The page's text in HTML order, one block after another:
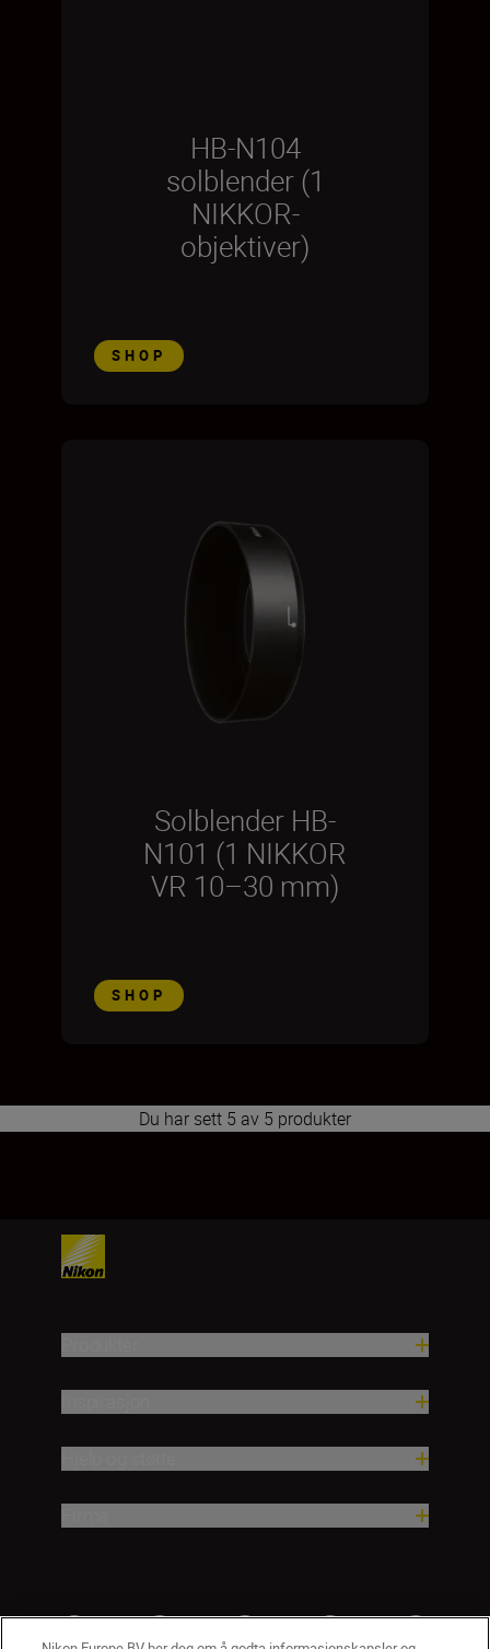
HB-N104
solblender (1
NIKKOR-
objektiver)
SHOP
Solblender HB-
N101 (1 NIKKOR
VR 10–30 mm)
SHOP
Du har sett 5 av 5 produkter